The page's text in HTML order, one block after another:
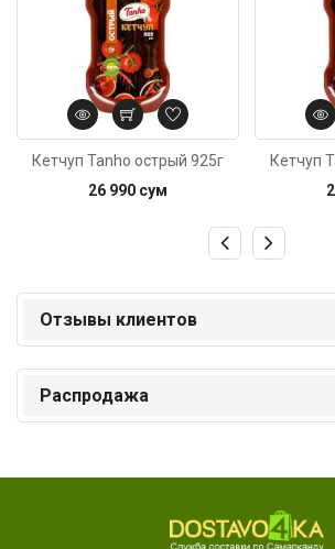
Кетчуп Tanho острый 925г
26 990 сум
Кетчуп
Отзывы клиентов
Распродажа